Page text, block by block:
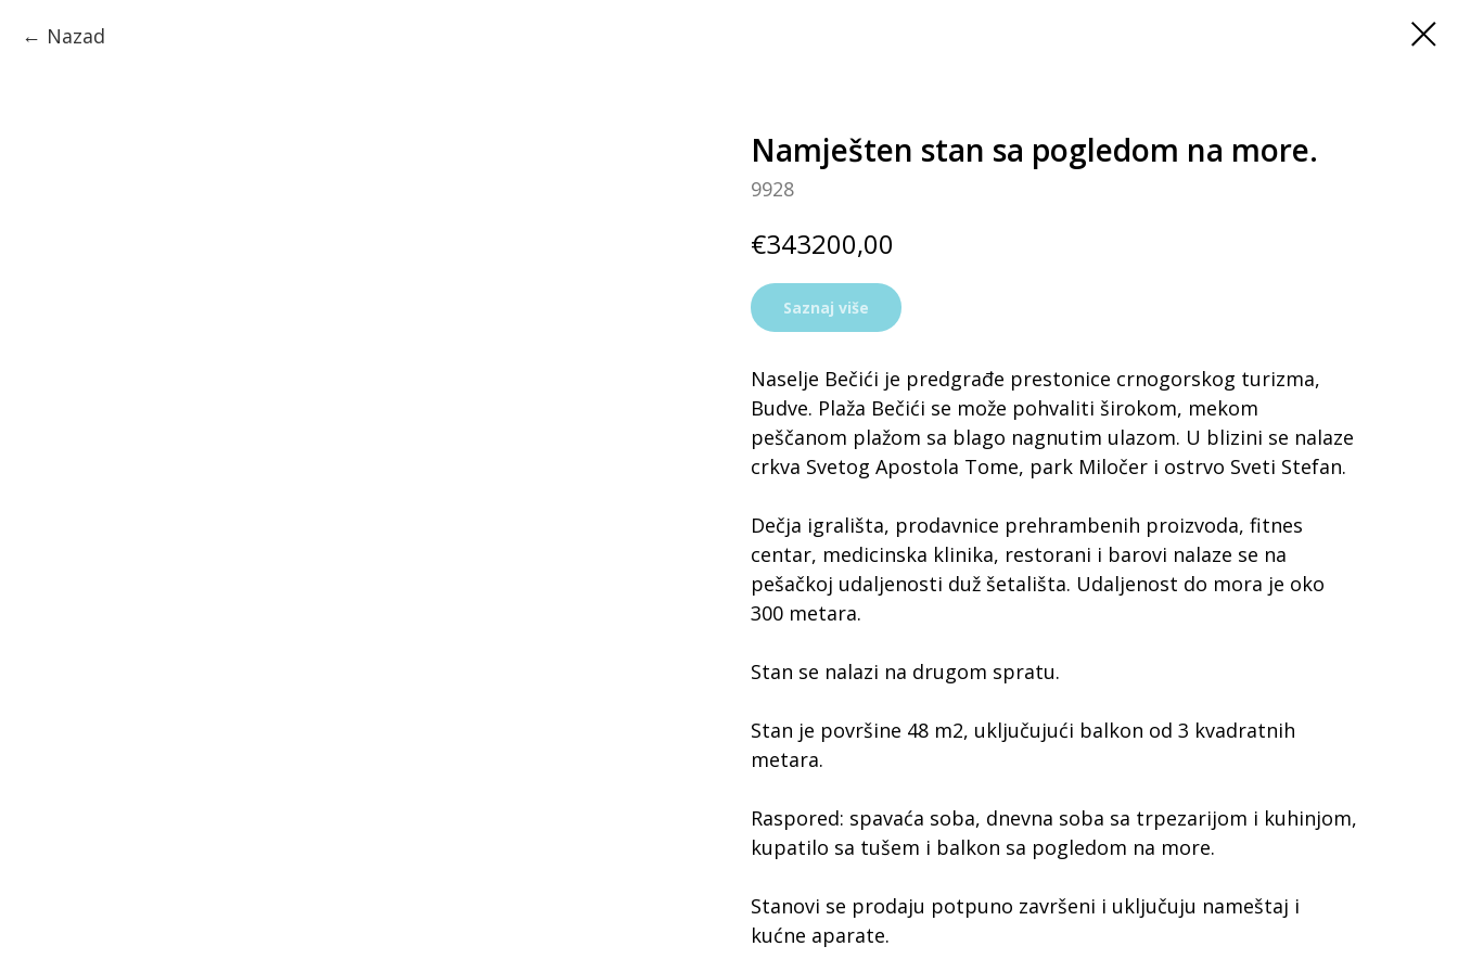
Nazad
Namješten stan sa pogledom na more.
9928
€343200,00
Saznaj više
Naselje Bečići je predgrađe prestonice crnogorskog turizma,
Budve. Plaža Bečići se može pohvaliti širokom, mekom
peščanom plažom sa blago nagnutim ulazom. U blizini se nalaze
crkva Svetog Apostola Tome, park Miločer i ostrvo Sveti Stefan.
Dečja igrališta, prodavnice prehrambenih proizvoda, fitnes
centar, medicinska klinika, restorani i barovi nalaze se na
pešačkoj udaljenosti duž šetališta. Udaljenost do mora je oko
300 metara.
Stan se nalazi na drugom spratu.
Stan je površine 48 m2, uključujući balkon od 3 kvadratnih
metara.
Raspored: spavaća soba, dnevna soba sa trpezarijom i kuhinjom,
kupatilo sa tušem i balkon sa pogledom na more.
Stanovi se prodaju potpuno završeni i uključuju nameštaj i
kućne aparate.